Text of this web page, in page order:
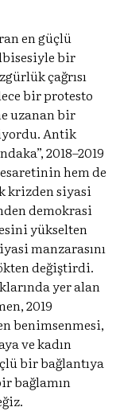
en güçlü
bir
çağrısı
bir protesto
uzanan bir
Antik
2018–2019
hem de
krizden siyasi
demokrasi
yükselten
manzarasını
değiştirdi.
yer alan
2019
benimsenmesi,
ve kadın
bir bağlantıya
bağlamın